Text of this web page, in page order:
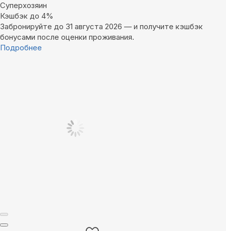
Суперхозяин
Кэшбэк до 4%
Забронируйте до 31 августа 2026 — и получите кэшбэк
бонусами после оценки проживания.
Подробнее